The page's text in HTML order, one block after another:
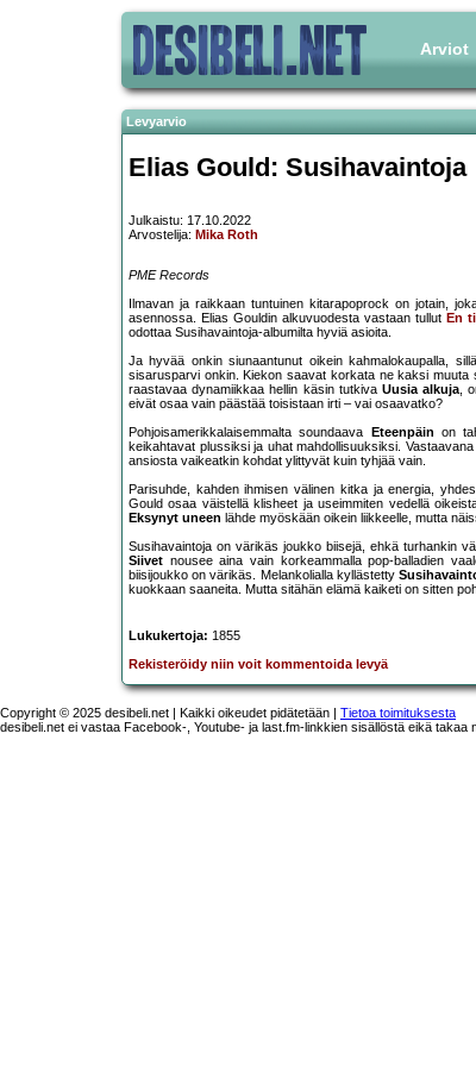
Arviot
Levyarvio
Elias Gould: Susihavaintoja
Julkaistu: 17.10.2022
Arvostelija: Mika Roth
PME Records
Ilmavan ja raikkaan tuntuinen kitarapoprock on jotain,
asennossa. Elias Gouldin alkuvuodesta vastaan tullut En
odottaa Susihavaintoja-albumilta hyviä asioita.
Ja hyvää onkin siunaantunut oikein kahmalokaupalla,
sisarusparvi onkin. Kiekon saavat korkata ne kaksi muuta
raastavaa dynamiikkaa hellin käsin tutkiva Uusia alkuja,
eivät osaa vain päästää toisistaan irti – vai osaavatko?
Pohjoisamerikkalaisemmalta soundaava
Eteenpäin on
keikahtavat plussiksi ja uhat mahdollisuuksiksi.
ansiosta vaikeatkin kohdat ylittyvät kuin tyhjää vain.
Parisuhde, kahden ihmisen välinen kitka ja energia,
Gould osaa väistellä klisheet ja useimmiten vedellä
Eksynyt uneen lähde myöskään oikein liikkeelle, mutta
Susihavaintoja on värikäs joukko biisejä, ehkä turhankin
Siivet nousee aina vain korkeammalla pop-balladien
biisijoukko on värikäs. Melankolialla kyllästetty
kuokkaan saaneita. Mutta sitähän elämä kaiketi on sitten
Lukukertoja: 1855
Rekisteröidy niin voit kommentoida levyä
Copyright © 2025 desibeli.net | Kaikki oikeudet pidätetään | Tietoa toimituksesta
desibeli.net ei vastaa Facebook-, Youtube- ja last.fm-linkkien sisällöstä eikä takaa